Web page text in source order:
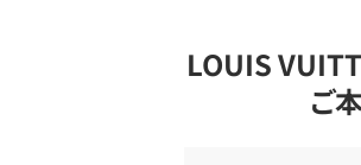
LOUIS
ご